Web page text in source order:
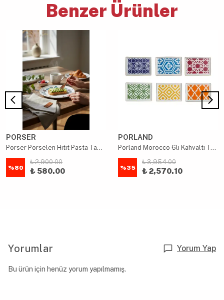
Benzer Ürünler
PORSER
Porser Porselen Hitit Pasta Tabağı Takımı 21cm 6 Parça
%80
₺ 2,900.00
₺ 580.00
PORLAND
Porland Morocco 6lı Kahvaltı Tabağı 18x13cm
%35
₺ 3,954.00
₺ 2,570.10
Yorumlar Yorum Yap
Bu ürün için henüz yorum yapılmamış.